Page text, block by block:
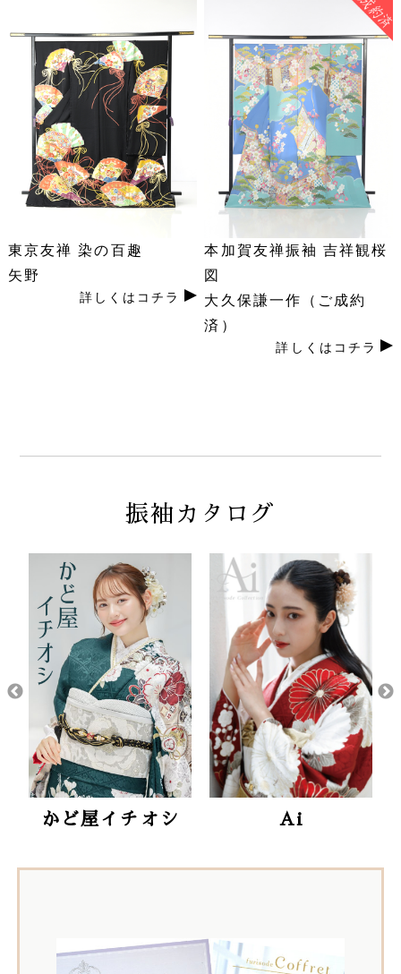
東京友禅 染の百趣
矢野
詳しくはコチラ
本加賀友禅振袖 吉祥観桜
図
大久保謙一作（ご成約
済）
詳しくはコチラ
振袖カタログ
かど屋イチオシ Ai